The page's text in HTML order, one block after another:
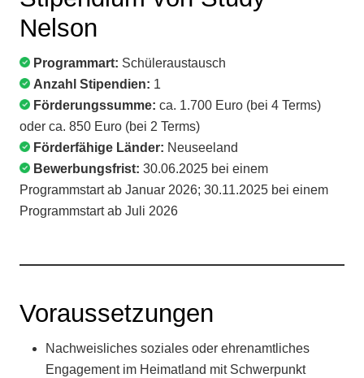
Nelson
Programmart: Schüleraustausch
Anzahl Stipendien: 1
Förderungssumme: ca. 1.700 Euro (bei 4 Terms)
oder ca. 850 Euro (bei 2 Terms)
Förderfähige Länder: Neuseeland
Bewerbungsfrist: 30.06.2025 bei einem
Programmstart ab Januar 2026; 30.11.2025 bei einem
Programmstart ab Juli 2026
Voraussetzungen
Nachweisliches soziales oder ehrenamtliches
Engagement im Heimatland mit Schwerpunkt